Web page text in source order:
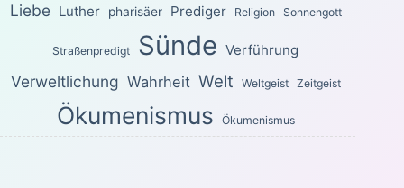
Liebe Luther pharisäer Prediger Religion Sonnengott
Straßenpredigt Sünde Verführung
Verweltlichung Wahrheit Welt Weltgeist Zeitgeist
Ökumenismus Ökumenismus